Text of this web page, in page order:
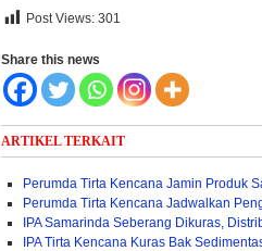
Post Views: 301
Share this news
ARTIKEL TERKAIT
Perumda Tirta Kencana Jamin Produk
Perumda Tirta Kencana Jadwalkan
IPA Samarinda Seberang Dikuras,
IPA Tirta Kencana Kuras Bak